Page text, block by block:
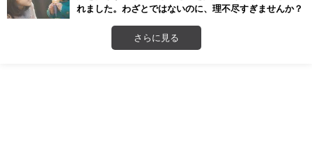
れました。わざとではないのに、理不尽すぎませんか？
さらに見る